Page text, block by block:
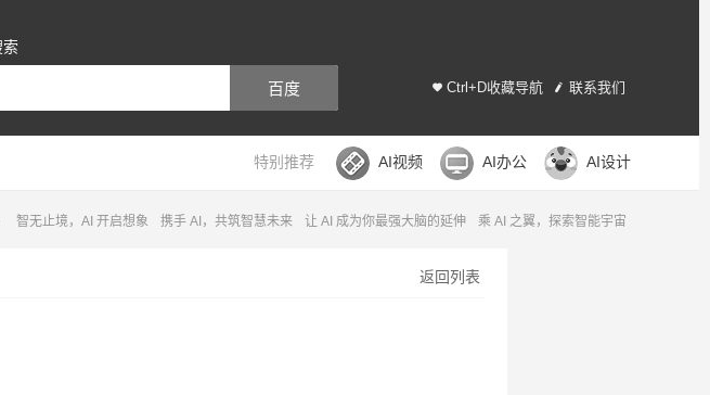
Ctrl+D收藏导航 联系我们
百度
特别推荐 AI视频 AI办公 AI设计
智无止境，AI 开启想象 携手 AI，共筑智慧未来 让 AI 成为你最强大脑的延伸 乘 AI 之翼，探索智能宇宙
返回列表